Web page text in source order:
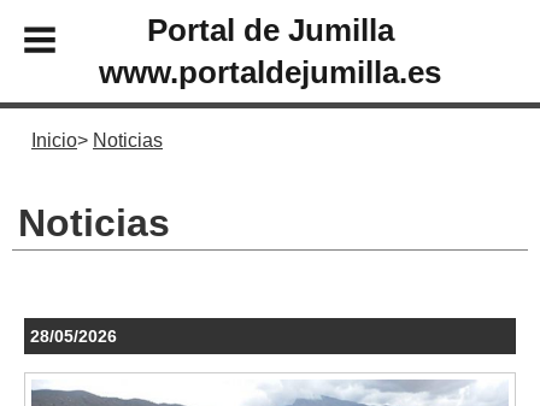
Portal de Jumilla
www.portaldejumilla.es
Inicio Noticias
Noticias
28/05/2026